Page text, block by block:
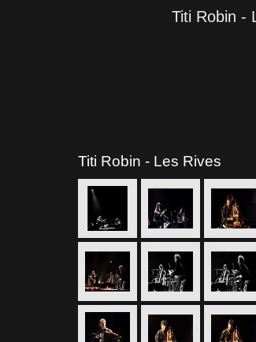
Titi Robin -
Titi Robin - Les Rives